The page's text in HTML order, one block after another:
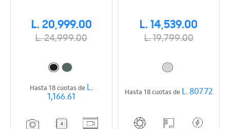
L. 20,999.00
L. 24,999.00
Hasta 18 cuotas deL.
1,166.61
L. 14,539.00
L. 19,799.00
Hasta 18 cuotas deL. 807.72